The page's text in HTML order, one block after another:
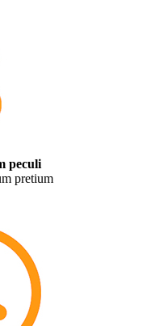
peculi
pretium